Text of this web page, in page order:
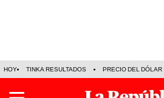
HOY TINKA RESULTADOS PRECIO DEL DÓLAR